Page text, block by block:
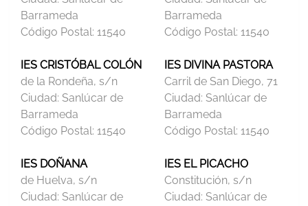
Barrameda
Código Postal: 11540
Barrameda
Código Postal: 11540
IES CRISTÓBAL COLÓN
de la Rondeña, s/n
Ciudad: Sanlúcar de
Barrameda
Código Postal: 11540
IES DIVINA PASTORA
Carril de San Diego, 71
Ciudad: Sanlúcar de
Barrameda
Código Postal: 11540
IES DOÑANA
de Huelva, s/n
Ciudad: Sanlúcar de
IES EL PICACHO
Constitución, s/n
Ciudad: Sanlúcar de